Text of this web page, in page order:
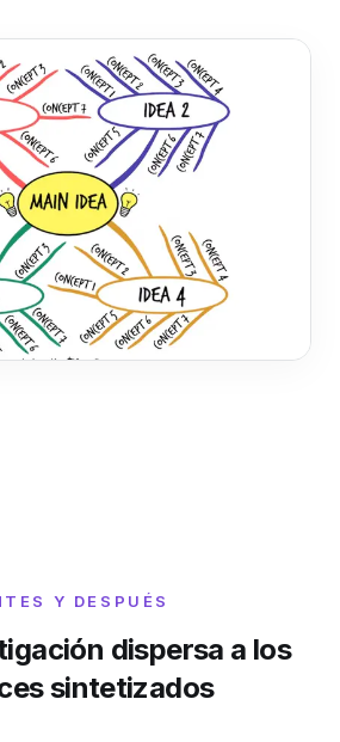
Y DESPUÉS
dispersa a los
sintetizados